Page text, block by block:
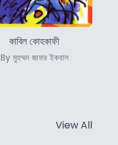
কাবিল কোহকাফী
By মুহম্মদ জাফর ইকবাল
View All